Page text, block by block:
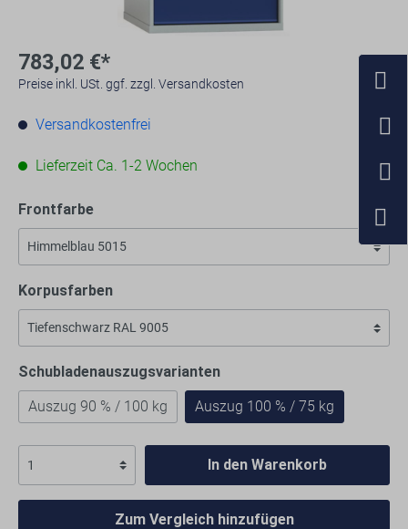
783,02 €*
Preise inkl. USt. ggf. zzgl. Versandkosten
Versandkostenfrei
Lieferzeit Ca. 1-2 Wochen
Frontfarbe
Korpusfarben
Schubladenauszugsvarianten
Auszug 90 % / 100 kg
Auszug 100 % / 75 kg
In den Warenkorb
Zum Vergleich hinzufügen